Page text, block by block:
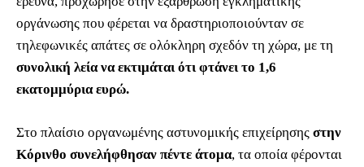
οργάνωσης που φέρεται να δραστηριοποιούνταν σε
τηλεφωνικές απάτες σε ολόκληρη σχεδόν τη χώρα, με τη
συνολική λεία να εκτιμάται ότι φτάνει το 1,6
εκατομμύρια ευρώ.
Στο πλαίσιο οργανωμένης αστυνομικής επιχείρησης στην
Κόρινθο συνελήφθησαν πέντε άτομα, τα οποία φέρονται